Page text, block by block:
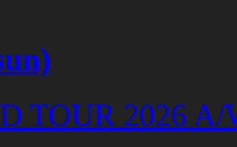
TOUR 2026 A/